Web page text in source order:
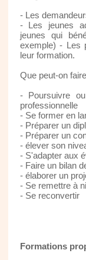
- Les
- Les jeunes
jeunes qui
exemple) - Les
leur formation.
Que peut-on
- Poursuivre
professionnelle
- Se former en
- Préparer un
- Préparer un
- élever son
- S'adapter aux
- Faire un bilan
- élaborer un
- Se remettre à
- Se reconvertir
Formations